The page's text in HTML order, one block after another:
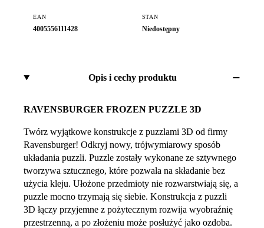
EAN
4005556111428
STAN
Niedostępny
Opis i cechy produktu
RAVENSBURGER FROZEN PUZZLE 3D
Twórz wyjątkowe konstrukcje z puzzlami 3D od firmy
Ravensburger! Odkryj nowy, trójwymiarowy sposób
układania puzzli. Puzzle zostały wykonane ze sztywnego
tworzywa sztucznego, które pozwala na składanie bez
użycia kleju. Ułożone przedmioty nie rozwarstwiają się, a
puzzle mocno trzymają się siebie. Konstrukcja z puzzli
3D łączy przyjemne z pożytecznym rozwija wyobraźnię
przestrzenną, a po złożeniu może posłużyć jako ozdoba.